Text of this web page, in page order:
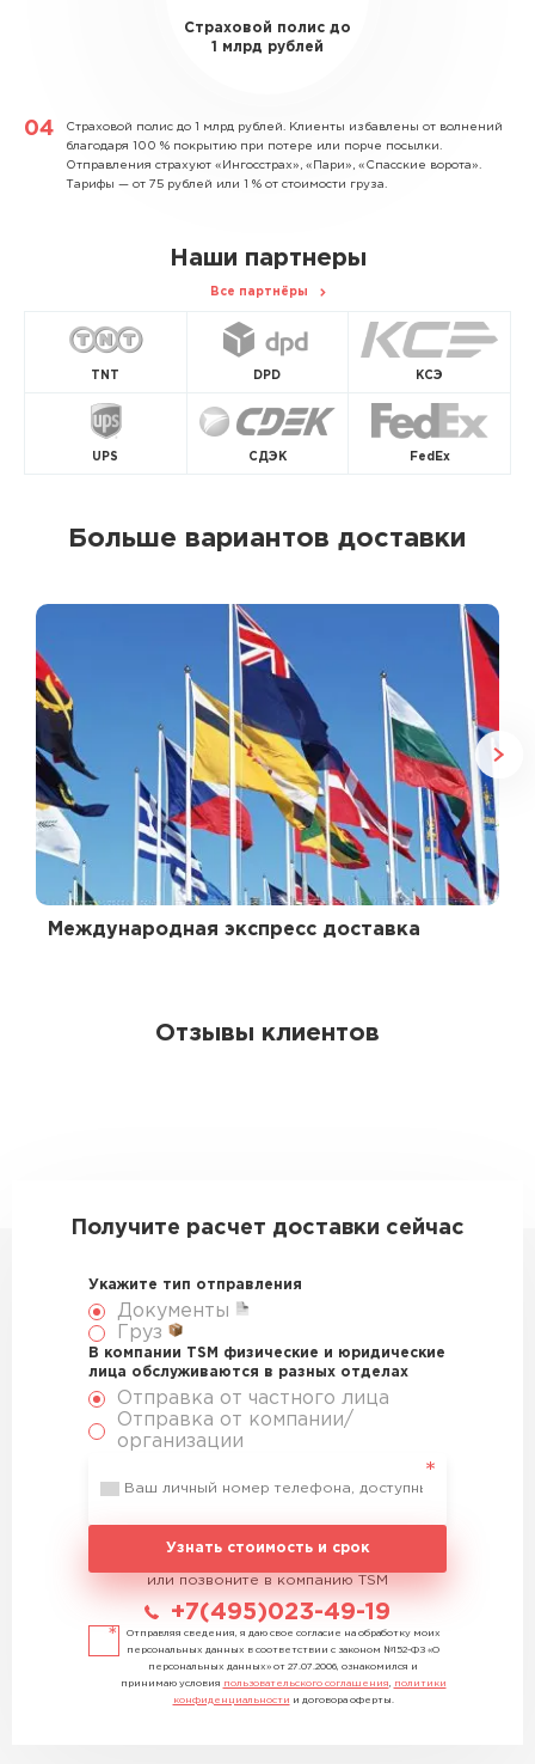
Страховой полис до
1 млрд рублей
Страховой полис до 1 млрд рублей. Клиенты избавлены от волнений
благодаря 100 % покрытию при потере или порче посылки.
Отправления страхуют «Ингосстрах», «Пари», «Спасские ворота».
Тарифы — от 75 рублей или 1 % от стоимости груза.
Наши партнеры
Все партнёры
TNT DPD КСЭ
UPS СДЭК FedEx
Больше вариантов доставки
Международная экспресс доставка
Отзывы клиентов
Получите расчет доставки сейчас
Укажите тип отправления
Документы
Груз
В компании TSM физические и юридические
лица обслуживаются в разных отделах
Отправка от частного лица
Отправка от компании/
организации
Узнать стоимость и срок
или позвоните в компанию TSM
+7(495)023-49-19
Отправляя сведения, я даю свое согласие на обработку моих
персональных данных в соответствии с законом №152-ФЗ «О
персональных данных» от 27.07.2006, ознакомился и
принимаю условия пользовательского соглашения
политики
конфиденциальности и договора оферты.